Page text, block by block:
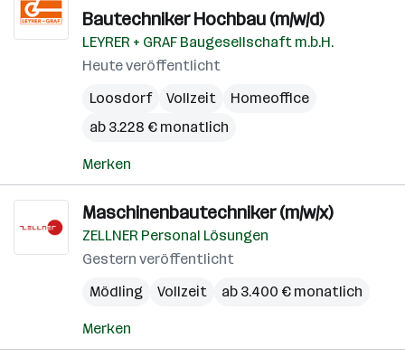
Bautechniker Hochbau (m/w/d)
LEYRER + GRAF Baugesellschaft m.b.H.
Heute veröffentlicht
Loosdorf
Vollzeit
Homeoffice
ab 3.228 € monatlich
Merken
Maschinenbautechniker (m/w/x)
ZELLNER Personal Lösungen
Gestern veröffentlicht
Mödling
Vollzeit ab 3.400 € monatlich
Merken